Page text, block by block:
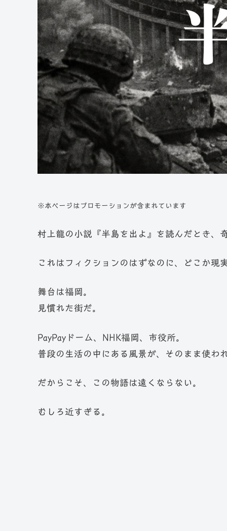
※本ページはプロモーションが含まれています
村上龍の小説『半島を出よ』を読んだとき、
これはフィクションのはずなのに、どこか現
舞台は福岡。
見慣れた街だ。
PayPayドーム、NHK福岡、市役所。
普段の生活の中にある風景が、そのまま使わ
だからこそ、この物語は遠くならない。
むしろ近すぎる。